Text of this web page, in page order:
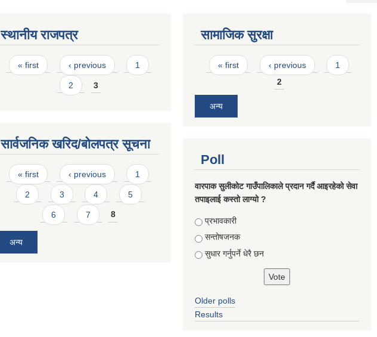
स्थानीय राजपत्र
Pages
« first ‹ previous 1
2 3
सार्वजनिक खरिद/बोलपत्र सूचना
Pages
« first ‹ previous 1
2 3 4 5
6 7 8
अन्य
सामाजिक सुरक्षा
Pages
« first ‹ previous
1
2
अन्य
Poll
वारपाक सुलीकोट गाउँपालिकाले प्रदान गर्दै आइरहेको सेवा
तपाइलाई कस्तो लाग्यो ?
Choices
प्रभावकारी
सन्तोषजनक
सुधार गर्नुपर्ने धेरै छन
Older polls
Results